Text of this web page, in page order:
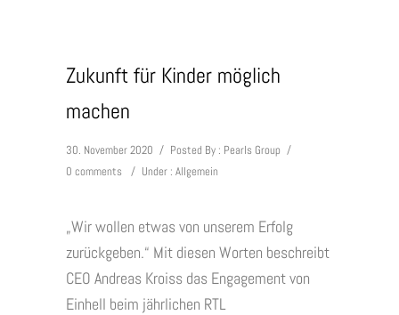
Zukunft für Kinder möglich
machen
30. November 2020 / Posted By : Pearls Group /
0 comments / Under : Allgemein
„Wir wollen etwas von unserem Erfolg
zurückgeben.“ Mit diesen Worten beschreibt
CEO Andreas Kroiss das Engagement von
Einhell beim jährlichen RTL